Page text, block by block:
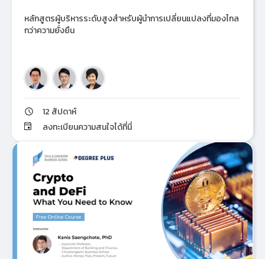
หลักสูตรผู้บริหารระดับสูงสำหรับผู้นำการเปลี่ยนแปลงที่มองไกล
กว่าความยั่งยืน
12 สัปดาห์
ลงทะเบียนความสนใจได้ที่นี่